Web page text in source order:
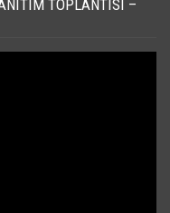
TOPLANTISI –